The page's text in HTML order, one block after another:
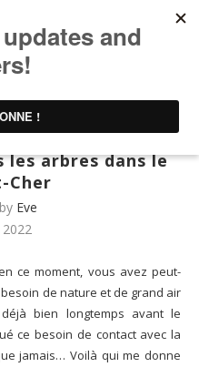
& Sorties
Parcs d'attractions
arbres dans le
Cher
Eve
ce moment, vous avez peut-
de nature et de grand air
bien longtemps avant le
ce besoin de contact avec la
jamais… Voilà qui me donne